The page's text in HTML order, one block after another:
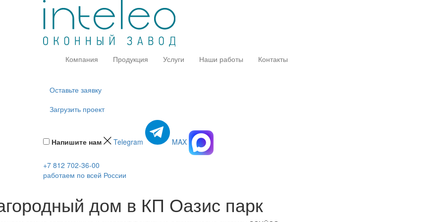
Компания Продукция Услуги Наши работы Контакты
Оставьте заявку
Загрузить проект
Напишите нам Telegram MAX
+7 812 702-36-00
работаем по всей России
дом в КП Оазис парк